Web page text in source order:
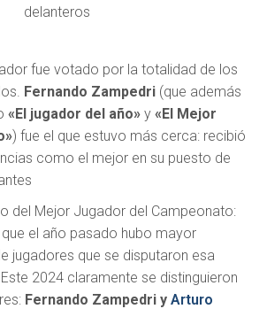
delanteros
fue votado por la totalidad de los
Fernando Zampedri (que además
«El jugador del año»y «El Mejor
) fue el que estuvo más cerca: recibió
como el mejor en su puesto de
del Mejor Jugador del Campeonato:
el año pasado hubo mayor
jugadores que se disputaron esa
2024 claramente se distinguieron
Fernando Zampedri y Arturo